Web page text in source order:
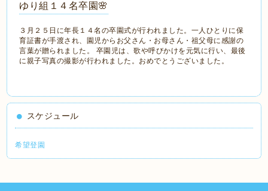
ゆり組１４名卒園🌸
３月２５日に年長１４名の卒園式が行われました。一人ひとりに保
育証書が手渡され、園児からお父さん・お母さん・祖父母に感謝の
言葉が贈られました。 卒園児は、歌や呼びかけを元気に行い、最後
に親子写真の撮影が行われました。おめでとうございました。
スケジュール
希望登園